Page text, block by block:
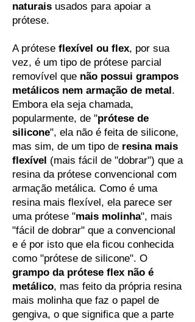
naturais usados para apoiar a
prótese.
A prótese flexível ou flex, por sua
vez, é um tipo de prótese parcial
removível que não possui grampos
metálicos nem armação de metal.
Embora ela seja chamada,
popularmente, de "prótese de
silicone", ela não é feita de silicone,
mas sim, de um tipo de resina mais
flexível (mais fácil de "dobrar") que a
resina da prótese convencional com
armação metálica. Como é uma
resina mais flexível, ela parece ser
uma prótese "mais molinha", mais
"fácil de dobrar" que a convencional
e é por isto que ela ficou conhecida
como "prótese de silicone". O
grampo da prótese flex não é
metálico, mas feito da própria resina
mais molinha que faz o papel de
gengiva, o que significa que a parte